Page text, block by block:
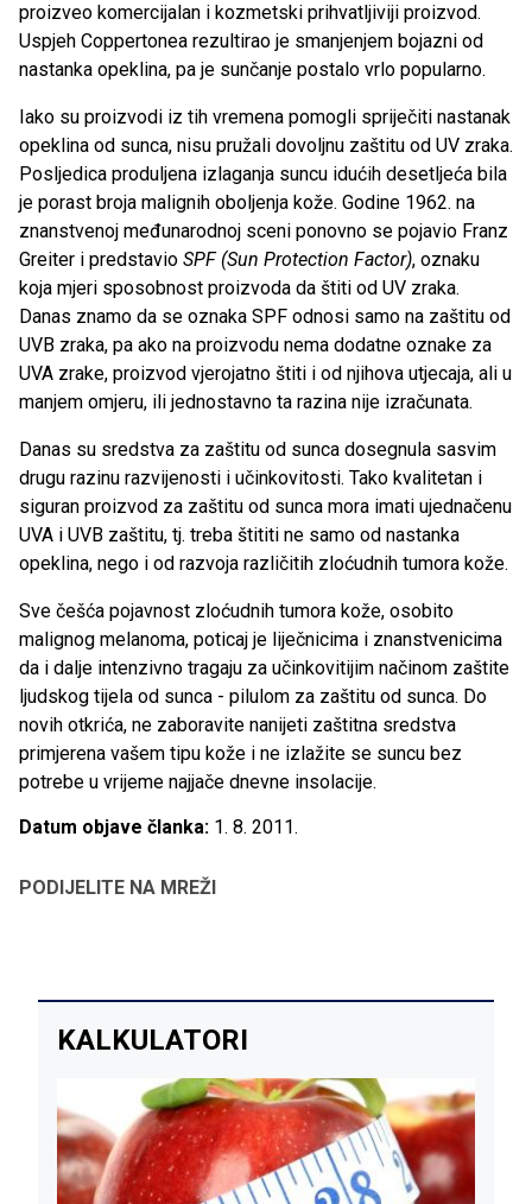
PODIJELITE NA MREŽI
proizveo komercijalan i kozmetski prihvatljiviji proizvod.
Uspjeh Coppertonea rezultirao je smanjenjem bojazni od
nastanka opeklina, pa je sunčanje postalo vrlo popularno.
Iako su proizvodi iz tih vremena pomogli spriječiti nastanak
opeklina od sunca, nisu pružali dovoljnu zaštitu od UV zraka.
Posljedica produljena izlaganja suncu idućih desetljeća bila
je porast broja malignih oboljenja kože. Godine 1962. na
znanstvenoj međunarodnoj sceni ponovno se pojavio Franz
Greiter i predstavio SPF (Sun Protection Factor), oznaku
koja mjeri sposobnost proizvoda da štiti od UV zraka.
Danas znamo da se oznaka SPF odnosi samo na zaštitu od
UVB zraka, pa ako na proizvodu nema dodatne oznake za
UVA zrake, proizvod vjerojatno štiti i od njihova utjecaja, ali u
manjem omjeru, ili jednostavno ta razina nije izračunata.
Danas su sredstva za zaštitu od sunca dosegnula sasvim
drugu razinu razvijenosti i učinkovitosti. Tako kvalitetan i
siguran proizvod za zaštitu od sunca mora imati ujednačenu
UVA i UVB zaštitu, tj. treba štititi ne samo od nastanka
opeklina, nego i od razvoja različitih zloćudnih tumora kože.
Sve češća pojavnost zloćudnih tumora kože, osobito
malignog melanoma, poticaj je liječnicima i znanstvenicima
da i dalje intenzivno tragaju za učinkovitijim načinom zaštite
ljudskog tijela od sunca - pilulom za zaštitu od sunca. Do
novih otkrića, ne zaboravite nanijeti zaštitna sredstva
primjerena vašem tipu kože i ne izlažite se suncu bez
potrebe u vrijeme najjače dnevne insolacije.
Datum objave članka: 1. 8. 2011.
KALKULATORI